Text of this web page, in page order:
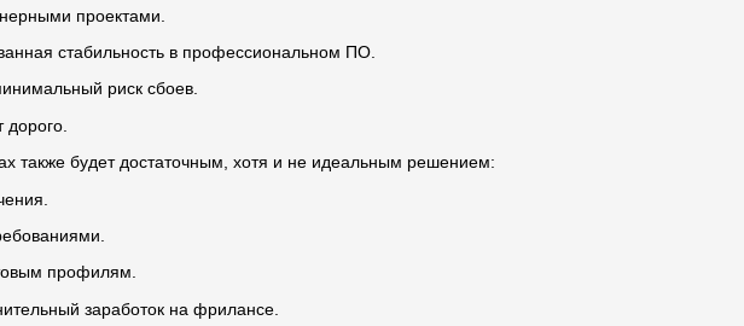
проектами.
стабильность в профессиональном ПО.
риск сбоев.
дорого.
также будет достаточным, хотя и не идеальным решением:
профилям.
заработок на фрилансе.